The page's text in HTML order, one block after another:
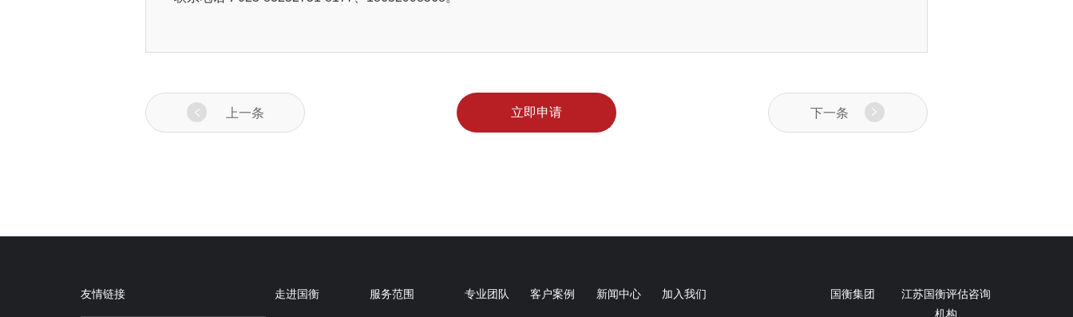
上一条 下一条
立即申请
友情链接 走进国衡 服务范围 专业团队 客户案例 新闻中心 加入我们 国衡集团
江苏国衡评估咨询
机构